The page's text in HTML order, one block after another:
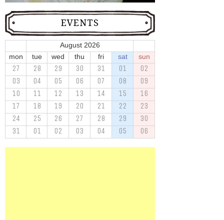
EVENTS
August 2026
mon
tue wed thu fri sat sun
27 28 29 30 31 01
02
03
04 05 06 07 08
09
10
11 12 13 14 15
16
17
18 19 20 21 22
23
24
25 26 27 28 29
30
31
01 02 03 04 05 06